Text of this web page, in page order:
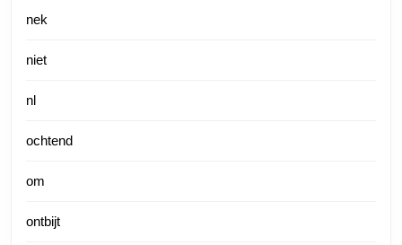
nek
niet
nl
ochtend
om
ontbijt